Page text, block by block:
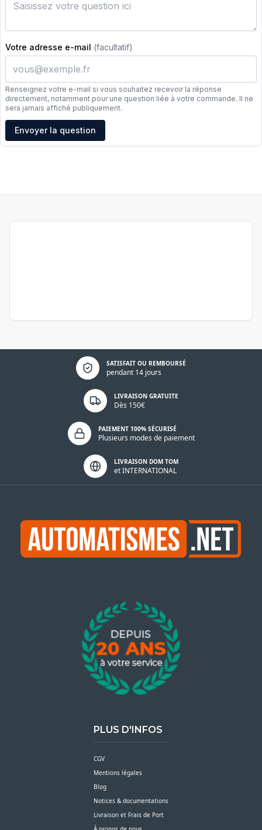
Votre adresse e-mail (facultatif)
Renseignez votre e-mail si vous souhaitez recevoir la réponse
directement, notamment pour une question liée à votre commande. Il ne
sera jamais affiché publiquement.
Adresse e-mail
Envoyer la question
SATISFAIT OU REMBOURSÉ
pendant 14 jours
Politique de confidentialité
LIVRAISON GRATUITE
Dès 150€
PAIEMENT 100% SÉCURISÉ
Plusieurs modes de paiement
LIVRAISON DOM TOM
et INTERNATIONAL
PLUS D'INFOS
CGV
Mentions légales
Blog
Notices & documentations
Livraison et Frais de Port